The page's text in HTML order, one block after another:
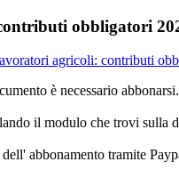
obbligatori
agricoli: contributi
è necessario abbonarsi.
il modulo che trovi
abbonamento tramite